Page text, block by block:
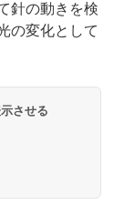
針の動きを検
の変化として
させる